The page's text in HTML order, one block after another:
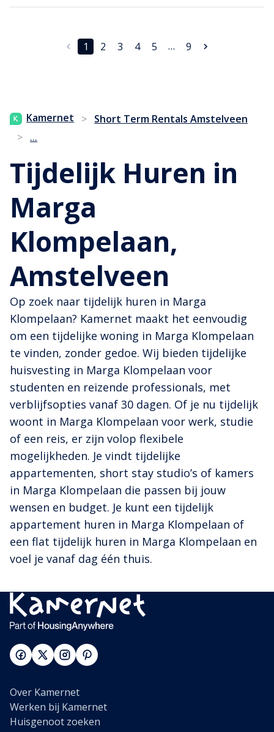
1 2 3 4 5 … 9
Kamernet > Short Term Rentals Amstelveen
> ...
Tijdelijk Huren in
Marga
Klompelaan,
Amstelveen
Op zoek naar tijdelijk huren in Marga
Klompelaan? Kamernet maakt het eenvoudig
om een tijdelijke woning in Marga Klompelaan
te vinden, zonder gedoe. Wij bieden tijdelijke
huisvesting in Marga Klompelaan voor
studenten en reizende professionals, met
verblijfsopties vanaf 30 dagen. Of je nu tijdelijk
woont in Marga Klompelaan voor werk, studie
of een reis, er zijn volop flexibele
mogelijkheden. Je vindt tijdelijke
appartementen, short stay studio’s of kamers
in Marga Klompelaan die passen bij jouw
wensen en budget. Je kunt een tijdelijk
appartement huren in Marga Klompelaan of
een flat tijdelijk huren in Marga Klompelaan en
voel je vanaf dag één thuis.
Over Kamernet
Werken bij Kamernet
Huisgenoot zoeken